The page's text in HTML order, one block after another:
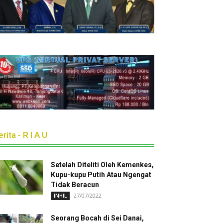
- R I A U
Setelah Diteliti Oleh Kemenkes,
Kupu-kupu Putih Atau Ngengat
Tidak Beracun
INHIL 27/07/2022
Seorang Bocah di Sei Danai,